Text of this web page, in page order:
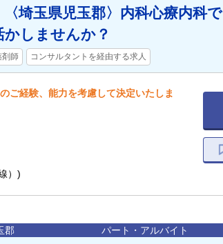
埼玉県児玉郡〉内科心療内科で
しませんか？
剤師 コンサルタントを経由する求人
ご経験、能力を考慮して決定いたしま
）)
郡 パート・アルバイト